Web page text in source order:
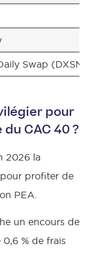
Swap (DXSN)
pour
CAC 40 ?
2026 la
profiter de
PEA.
un encours de
0,6 % de frais